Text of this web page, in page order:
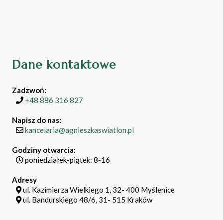
Dane kontaktowe
Zadzwoń:
+48 886 316 827
Napisz do nas:
kancelaria@agnieszkaswiatlon.pl
Godziny otwarcia:
poniedziałek-piątek: 8-16
Adresy
ul. Kazimierza Wielkiego 1, 32- 400 Myślenice
ul. Bandurskiego 48/6, 31- 515 Kraków